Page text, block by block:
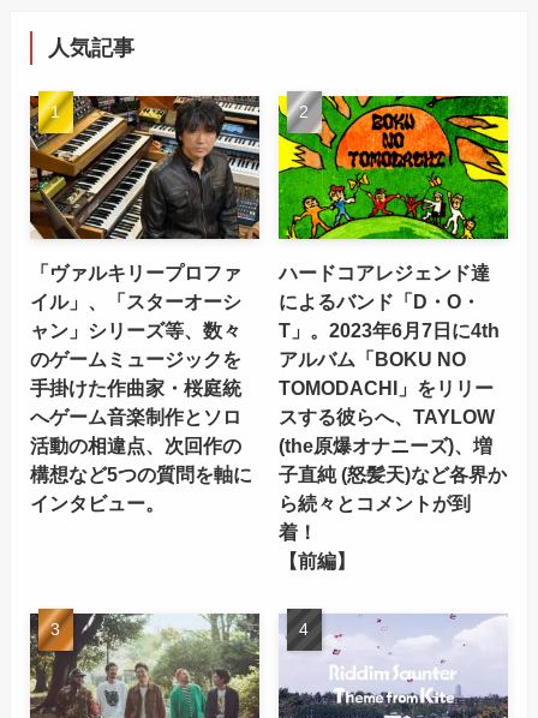
人気記事
「ヴァルキリープロファ
イル」、「スターオーシ
ャン」シリーズ等、数々
のゲームミュージックを
手掛けた作曲家・桜庭統
へゲーム音楽制作とソロ
活動の相違点、次回作の
構想など5つの質問を軸に
インタビュー。
ハードコアレジェンド達
によるバンド「D・O・
T」。2023年6月7日に4th
アルバム「BOKU NO
TOMODACHI」をリリー
スする彼らへ、TAYLOW
(the原爆オナニーズ)、増
子直純 (怒髪天)など各界か
ら続々とコメントが到
着！
【前編】